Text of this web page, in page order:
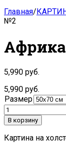
Главная/
№2
5,990 руб.
5,990 руб.
Размер
В корзину
Картина на